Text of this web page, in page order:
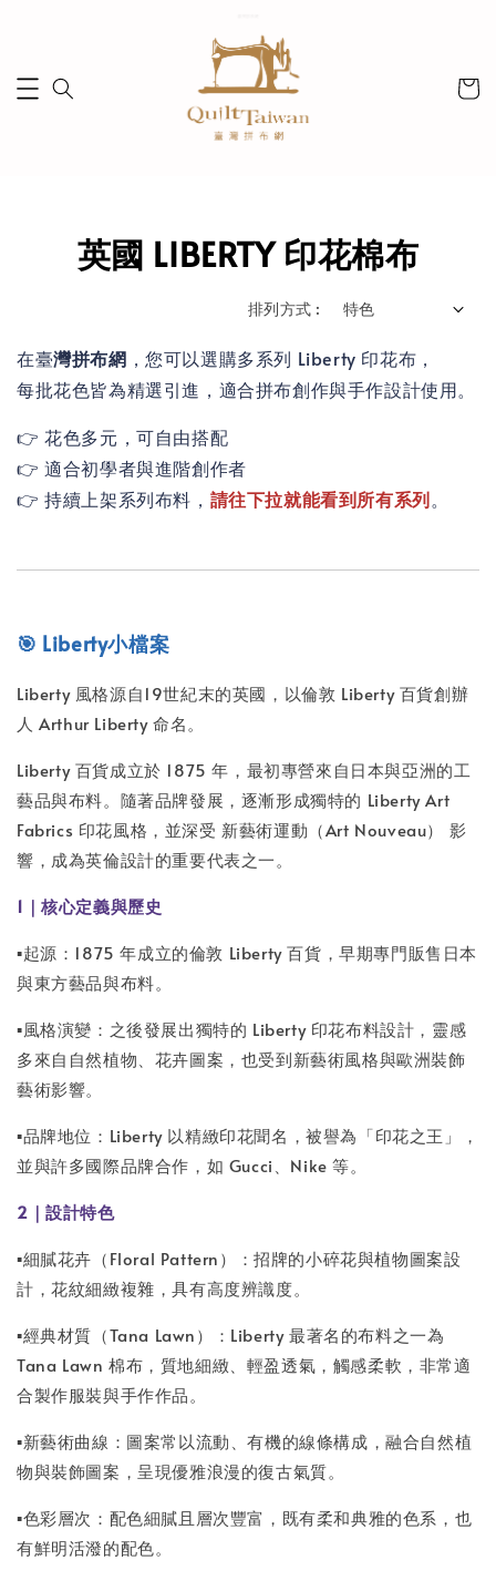
英國 LIBERTY 印花棉布
排列方式 :
在臺灣拼布網 ，您可以選購多系列 Liberty 印花布，
每批花色皆為精選引進，適合拼布創作與手作設計使用。
👉 花色多元，可自由搭配
👉 適合初學者與進階創作者
👉 持續上架系列布料， 請往下拉就能看到所有系列。
🎯 Liberty小檔案
Liberty 風格源自19世紀末的英國，以倫敦 Liberty 百貨創辦
人 Arthur Liberty 命名。
Liberty 百貨成立於 1875 年，最初專營來自日本與亞洲的工
藝品與布料。隨著品牌發展，逐漸形成獨特的 Liberty Art
Fabrics 印花風格，並深受 新藝術運動（Art Nouveau） 影
響，成為英倫設計的重要代表之一。
1｜核心定義與歷史
▪️起源：1875 年成立的倫敦 Liberty 百貨，早期專門販售日本
與東方藝品與布料。
▪️風格演變：之後發展出獨特的 Liberty 印花布料設計，靈感
多來自自然植物、花卉圖案，也受到新藝術風格與歐洲裝飾
藝術影響。
▪️品牌地位：Liberty 以精緻印花聞名，被譽為「印花之王」，
並與許多國際品牌合作，如 Gucci、Nike 等。
2｜設計特色
▪️細膩花卉（Floral Pattern）：招牌的小碎花與植物圖案設
計，花紋細緻複雜，具有高度辨識度。
▪️經典材質（Tana Lawn）：Liberty 最著名的布料之一為
Tana Lawn 棉布，質地細緻、輕盈透氣，觸感柔軟，非常適
合製作服裝與手作作品。
▪️新藝術曲線：圖案常以流動、有機的線條構成，融合自然植
物與裝飾圖案，呈現優雅浪漫的復古氣質。
▪️色彩層次：配色細膩且層次豐富，既有柔和典雅的色系，也
有鮮明活潑的配色。